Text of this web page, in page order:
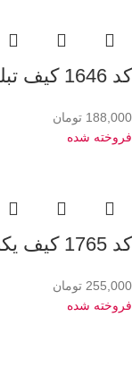
کد 1646 کیف تبلتی برزنتی کتپیلار
188,000 تومان
فروخته شده
کد 1765 کیف یکطرفه زنانه دیور
255,000 تومان
فروخته شده